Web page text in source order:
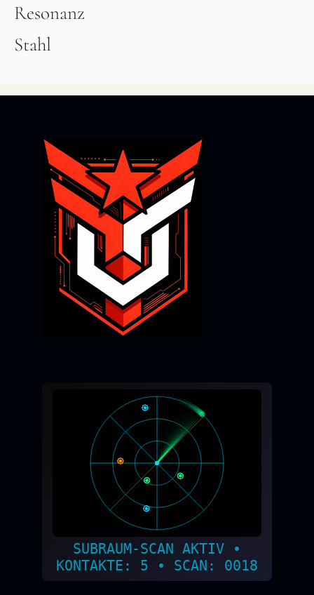
Resonanz
Stahl
SUBRAUM-SCAN AKTIV •
KONTAKTE: 2 • SCAN: 0021